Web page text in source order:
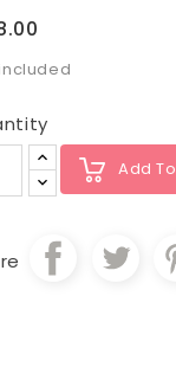
Add